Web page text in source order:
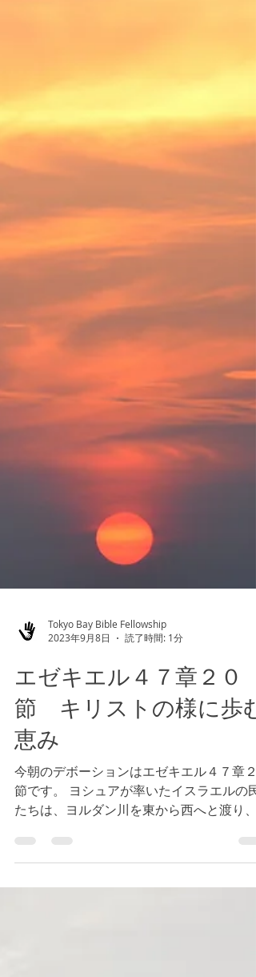
2023年9月8日
読了時間: 1分
エゼキエル４７章２０
節 キリストの様に歩む
恵み
今朝のデボーションはエゼキエル４７章２
節です。 ヨシュアが率いたイスラエルの民
たちは、ヨルダン川を東から西へと渡り、
約束の地へと入りました。はじめであるキ